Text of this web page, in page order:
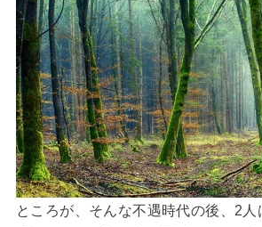
ところが、そんな不遇時代の後、2